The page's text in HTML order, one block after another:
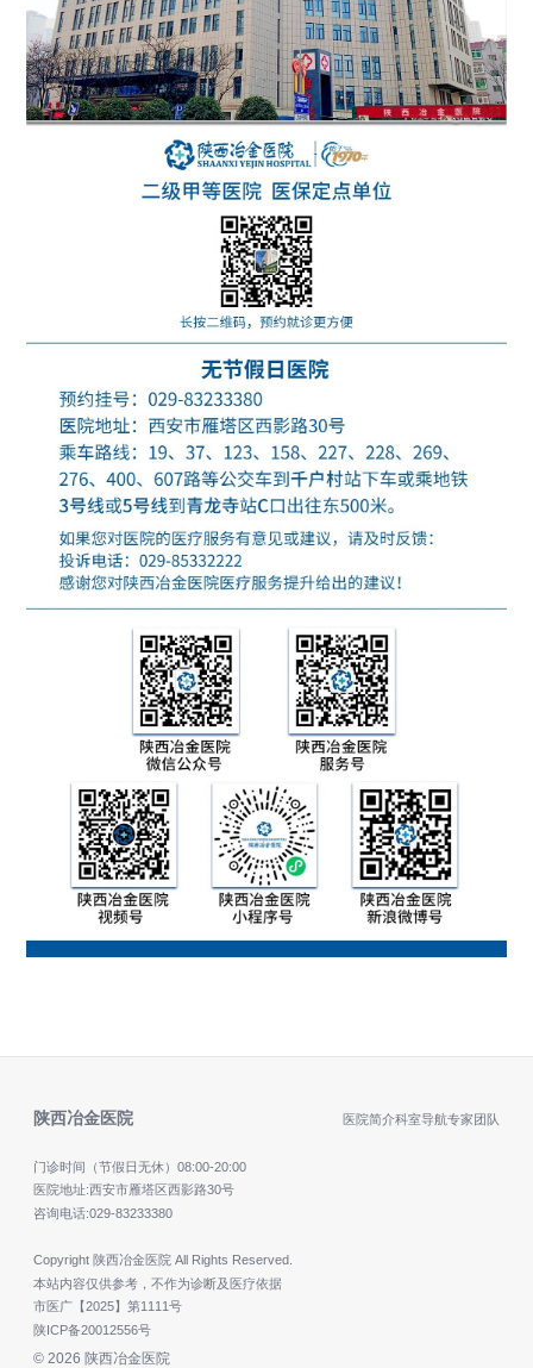
陕西冶金医院 医院简介科室导航专家团队
门诊时间（节假日无休） 08:00-20:00
医院地址:西安市雁塔区西影路30号
咨询电话:029-83233380
Copyright 陕西冶金医院 All Rights Reserved.
本站内容仅供参考，不作为诊断及医疗依据
市医广【2025】第1111号
陕ICP备20012556号
© 2026 陕西冶金医院